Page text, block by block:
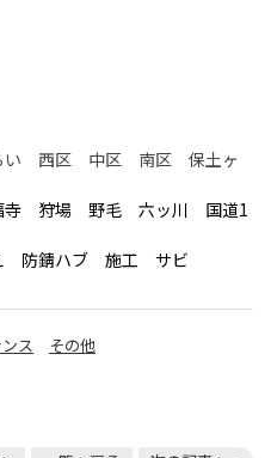
い 西区 中区 南区 保土ヶ
狩場 野毛 六ッ川 国道1
防錆ハブ 施工 サビ
ス
その他